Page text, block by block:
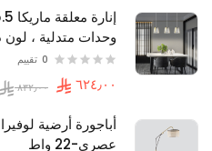
وحدات متدلية ، لون ذهبي فاخر
0 تقييم
عصري-22 واط